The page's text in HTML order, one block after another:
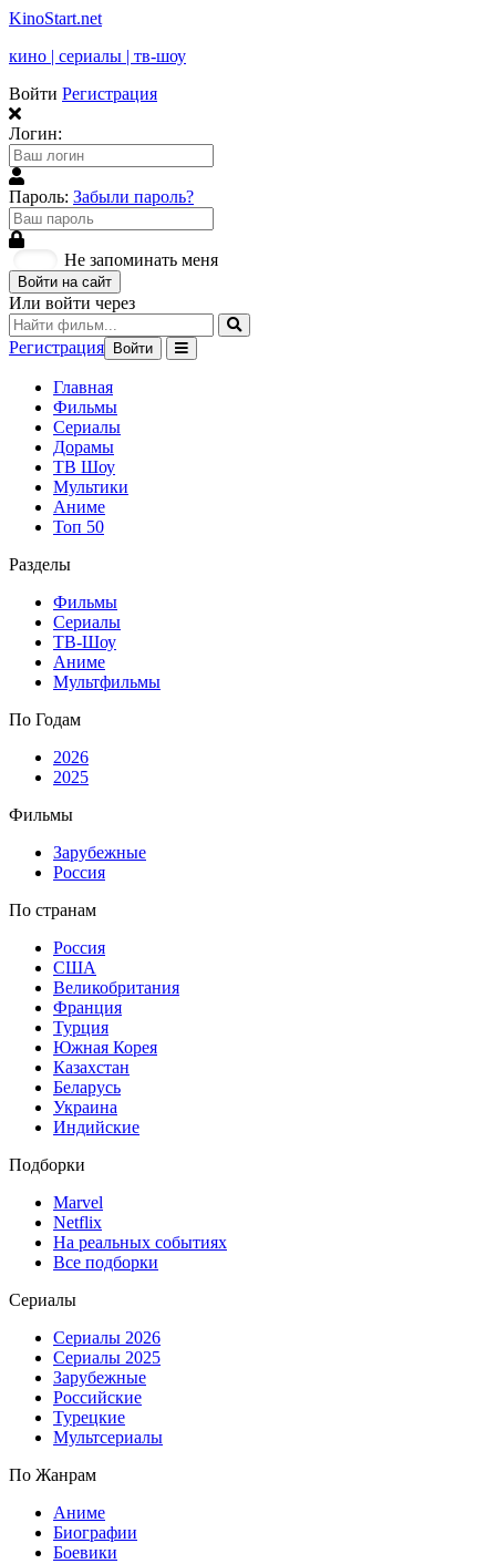
KinoStart.net
кино | сериалы | тв-шоу
Войти Регистрация
Логин:
Пароль: Забыли пароль?
Не запоминать меня
Войти на сайт
Или войти через
Регистрация Войти
Главная
Фильмы
Сериалы
Дорамы
ТВ Шоу
Мультики
Аниме
Топ 50
Разделы
Фильмы
Сериалы
ТВ-Шоу
Аниме
Мультфильмы
По Годам
2026
2025
Фильмы
Зарубежные
Россия
По странам
Россия
США
Великобритания
Франция
Турция
Южная Корея
Казахстан
Беларусь
Украина
Индийские
Подборки
Marvel
Netflix
На реальных событиях
Все подборки
Сериалы
Сериалы 2026
Сериалы 2025
Зарубежные
Российские
Турецкие
Мультсериалы
По Жанрам
Аниме
Биографии
Боевики